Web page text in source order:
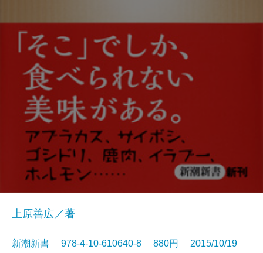
上原善広／著
新潮新書 978-4-10-610640-8 880円 2015/10/19